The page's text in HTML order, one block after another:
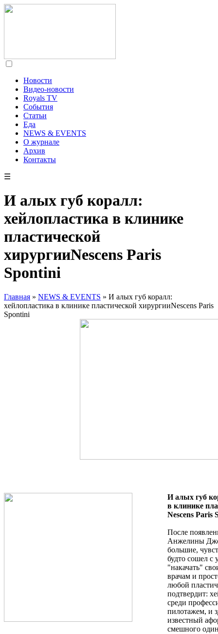
Новости
Видео-новости
Royals TV
События
Статьи
Еда
NEWS & EVENTS
О журнале
Архив
Контакты
☰
И алых губ коралл:
хейлопластика в клинике
пластической
хирургииNescens Paris
Spontini
Главная » NEWS & EVENTS » И алых губ коралл:
хейлопластика в клинике пластической хирургииNescens Paris
Spontini
И алых губ
в клинике
Nescens Paris
После
Анжелины
большие,
будто сошел
"накачать"
врачам и
любой
подтвердит:
среди
пилотажем, и
известный
смешного